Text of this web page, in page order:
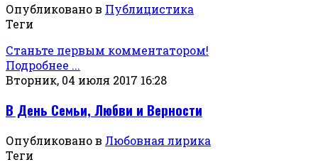
Опубликовано в Публицистика
Теги
Станьте первым комментатором!
Подробнее ...
Вторник, 04 июля 2017 16:28
В День Семьи, Любви и Верности
Опубликовано в Любовная лирика
Теги